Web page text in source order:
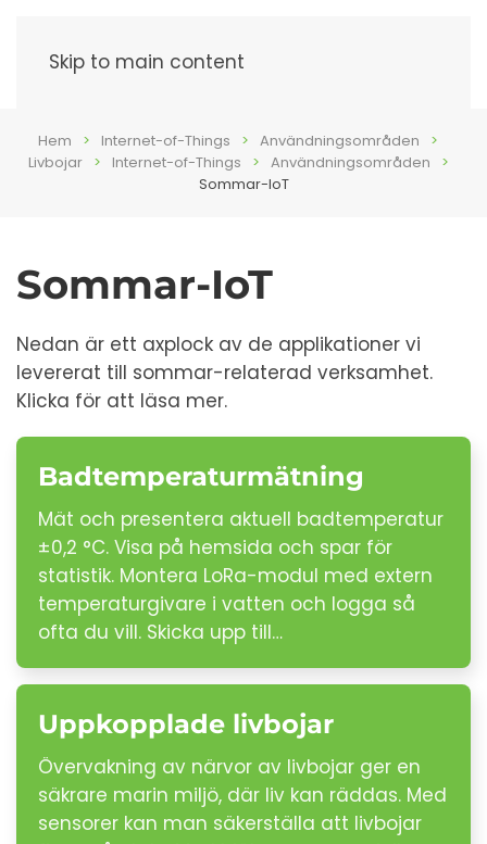
Skip to main content
Hem Internet-of-Things
Användningsområden
Livbojar
Internet-of-Things
Användningsområden
Sommar-IoT
Sommar-IoT
Nedan är ett axplock av de applikationer vi
levererat till sommar-relaterad verksamhet.
Klicka för att läsa mer.
Badtemperaturmätning
Mät och presentera aktuell badtemperatur
±0,2 °C. Visa på hemsida och spar för
statistik. Montera LoRa-modul med extern
temperaturgivare i vatten och logga så
ofta du vill. Skicka upp till…
Uppkopplade livbojar
Övervakning av närvor av livbojar ger en
säkrare marin miljö, där liv kan räddas. Med
sensorer kan man säkerställa att livbojar